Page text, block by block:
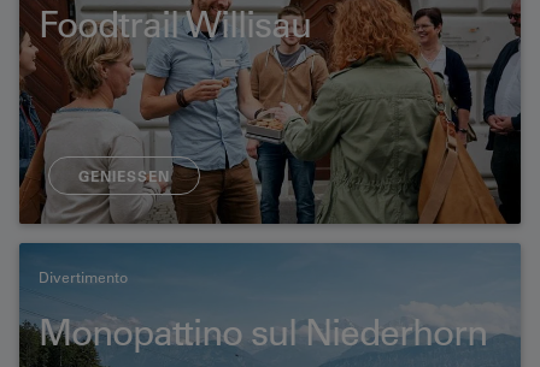
Foodtrail Willisau
GENIESSEN
Divertimento
Monopattino sul Niederhorn